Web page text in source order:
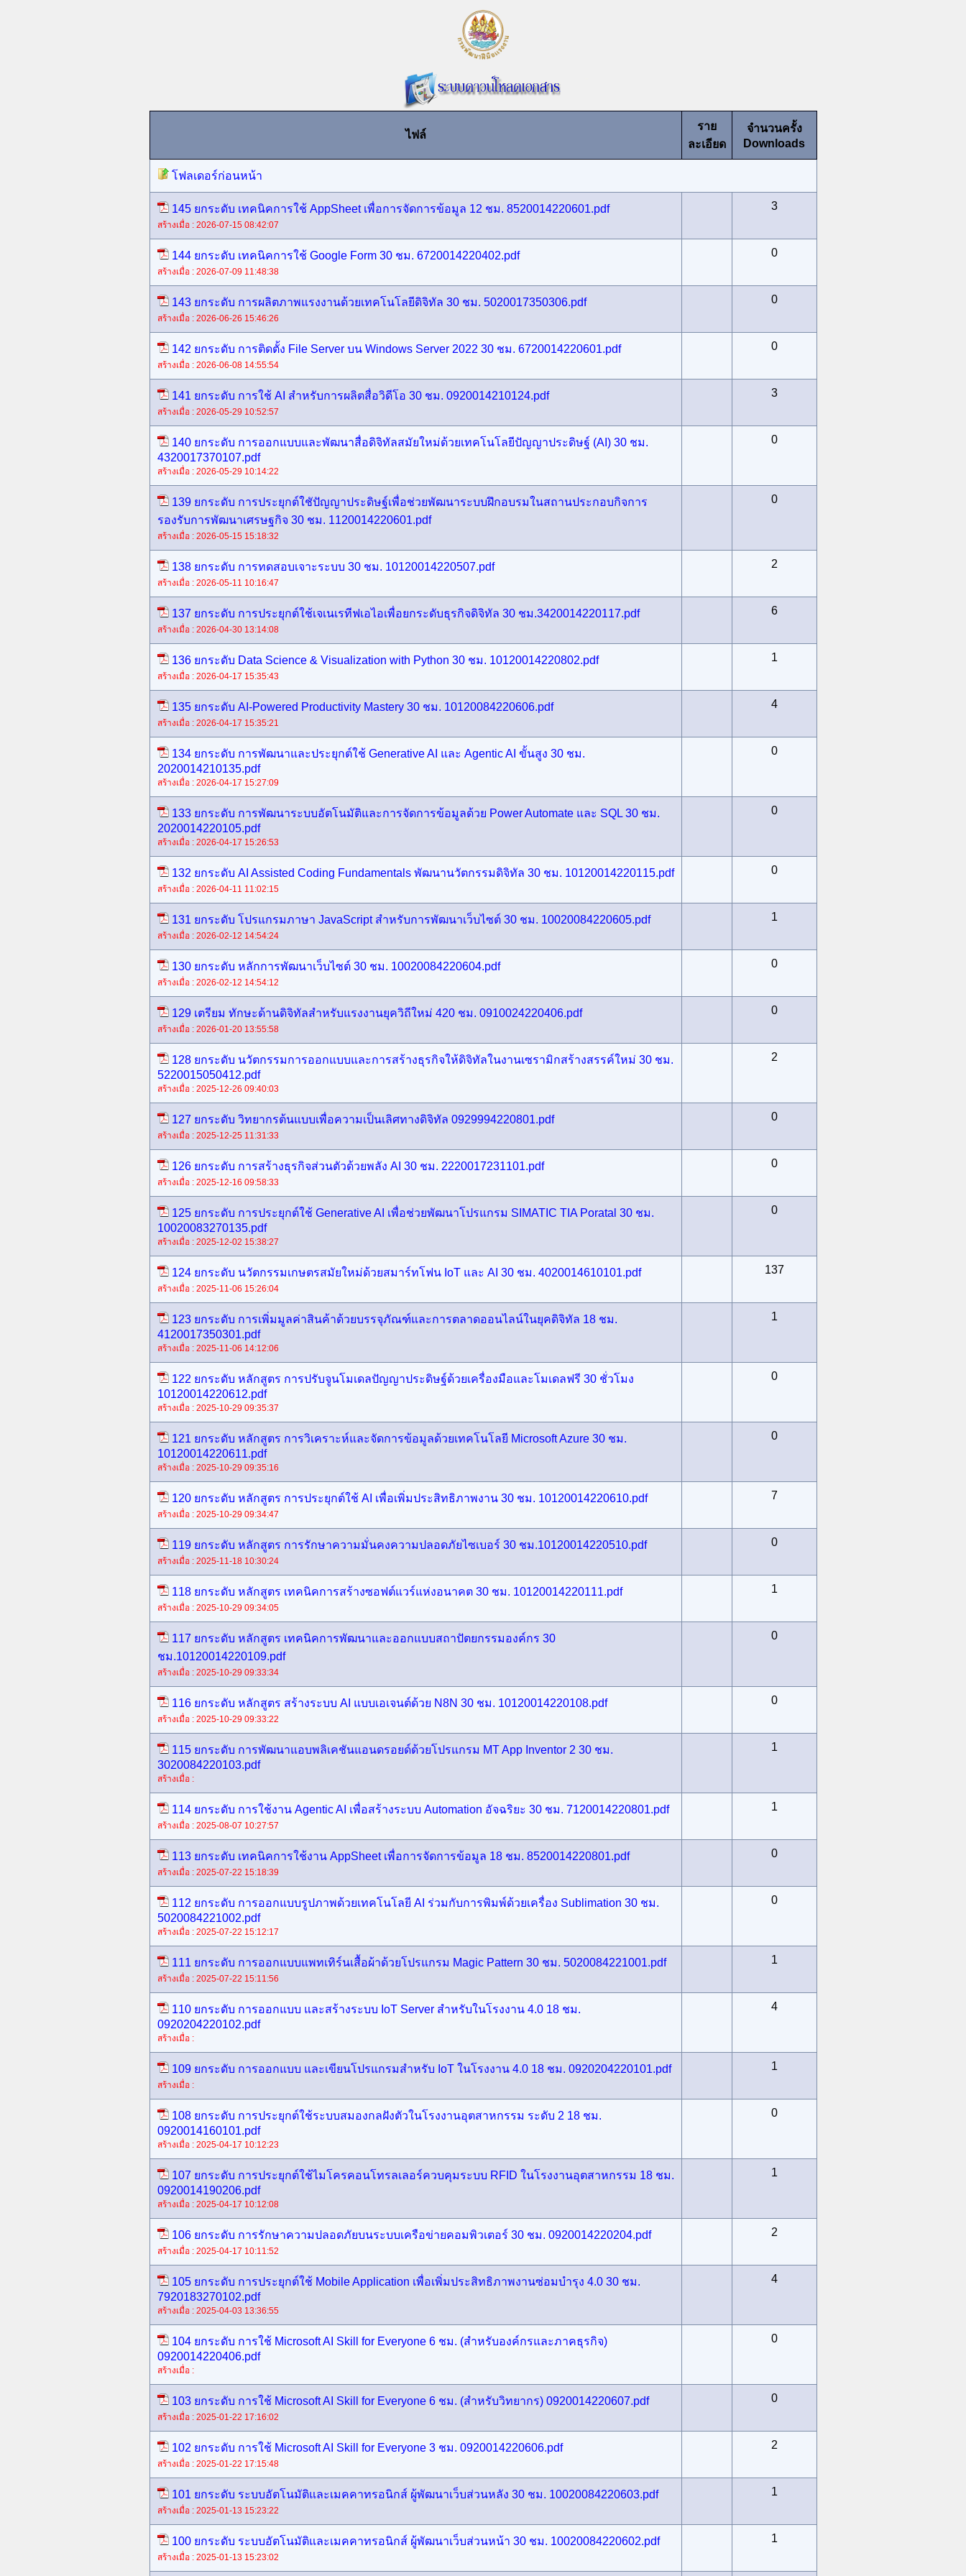
ไฟล์
ราย
ละเอียด
จำนวนครั้ง
Downloads
โฟลเดอร์ก่อนหน้า
145 ยกระดับ เทคนิคการใช้ AppSheet เพื่อการจัดการข้อมูล 12 ชม. 8520014220601.pdf
สร้างเมื่อ : 2026-07-15 08:42:07
3
144 ยกระดับ เทคนิคการใช้ Google Form 30 ชม. 6720014220402.pdf
สร้างเมื่อ : 2026-07-09 11:48:38
0
143 ยกระดับ การผลิตภาพแรงงานด้วยเทคโนโลยีดิจิทัล 30 ชม. 5020017350306.pdf
สร้างเมื่อ : 2026-06-26 15:46:26
0
142 ยกระดับ การติดตั้ง File Server บน Windows Server 2022 30 ชม. 6720014220601.pdf
สร้างเมื่อ : 2026-06-08 14:55:54
0
141 ยกระดับ การใช้ AI สำหรับการผลิตสื่อวิดีโอ 30 ชม. 0920014210124.pdf
สร้างเมื่อ : 2026-05-29 10:52:57
3
140 ยกระดับ การออกแบบและพัฒนาสื่อดิจิทัลสมัยใหม่ด้วยเทคโนโลยีปัญญาประดิษฐ์ (AI) 30 ชม.
4320017370107.pdf
สร้างเมื่อ : 2026-05-29 10:14:22
0
139 ยกระดับ การประยุกต์ใชัปัญญาประดิษฐ์เพื่อช่วยพัฒนาระบบฝึกอบรมในสถานประกอบกิจการ
รองรับการพัฒนาเศรษฐกิจ 30 ชม. 1120014220601.pdf
สร้างเมื่อ : 2026-05-15 15:18:32
0
138 ยกระดับ การทดสอบเจาะระบบ 30 ชม. 10120014220507.pdf
สร้างเมื่อ : 2026-05-11 10:16:47
2
137 ยกระดับ การประยุกต์ใช้เจเนเรทีฟเอไอเพื่อยกระดับธุรกิจดิจิทัล 30 ชม.3420014220117.pdf
สร้างเมื่อ : 2026-04-30 13:14:08
6
136 ยกระดับ Data Science & Visualization with Python 30 ชม. 10120014220802.pdf
สร้างเมื่อ : 2026-04-17 15:35:43
1
135 ยกระดับ AI-Powered Productivity Mastery 30 ชม. 10120084220606.pdf
สร้างเมื่อ : 2026-04-17 15:35:21
4
134 ยกระดับ การพัฒนาและประยุกต์ใช้ Generative AI และ Agentic AI ขั้นสูง 30 ชม.
2020014210135.pdf
สร้างเมื่อ : 2026-04-17 15:27:09
0
133 ยกระดับ การพัฒนาระบบอัตโนมัติและการจัดการข้อมูลด้วย Power Automate และ SQL 30 ชม.
2020014220105.pdf
สร้างเมื่อ : 2026-04-17 15:26:53
0
132 ยกระดับ AI Assisted Coding Fundamentals พัฒนานวัตกรรมดิจิทัล 30 ชม. 10120014220115.pdf
สร้างเมื่อ : 2026-04-11 11:02:15
0
131 ยกระดับ โปรแกรมภาษา JavaScript สำหรับการพัฒนาเว็บไซต์ 30 ชม. 10020084220605.pdf
สร้างเมื่อ : 2026-02-12 14:54:24
1
130 ยกระดับ หลักการพัฒนาเว็บไซต์ 30 ชม. 10020084220604.pdf
สร้างเมื่อ : 2026-02-12 14:54:12
0
129 เตรียม ทักษะด้านดิจิทัลสำหรับแรงงานยุควิถีใหม่ 420 ชม. 0910024220406.pdf
สร้างเมื่อ : 2026-01-20 13:55:58
0
128 ยกระดับ นวัตกรรมการออกแบบและการสร้างธุรกิจให้ดิจิทัลในงานเซรามิกสร้างสรรค์ใหม่ 30 ชม.
5220015050412.pdf
สร้างเมื่อ : 2025-12-26 09:40:03
2
127 ยกระดับ วิทยากรต้นแบบเพื่อความเป็นเลิศทางดิจิทัล 0929994220801.pdf
สร้างเมื่อ : 2025-12-25 11:31:33
0
126 ยกระดับ การสร้างธุรกิจส่วนตัวด้วยพลัง AI 30 ชม. 2220017231101.pdf
สร้างเมื่อ : 2025-12-16 09:58:33
0
125 ยกระดับ การประยุกต์ใช้ Generative AI เพื่อช่วยพัฒนาโปรแกรม SIMATIC TIA Poratal 30 ชม.
10020083270135.pdf
สร้างเมื่อ : 2025-12-02 15:38:27
0
124 ยกระดับ นวัตกรรมเกษตรสมัยใหม่ด้วยสมาร์ทโฟน IoT และ AI 30 ชม. 4020014610101.pdf
สร้างเมื่อ : 2025-11-06 15:26:04
137
123 ยกระดับ การเพิ่มมูลค่าสินค้าด้วยบรรจุภัณฑ์และการตลาดออนไลน์ในยุคดิจิทัล 18 ชม.
4120017350301.pdf
สร้างเมื่อ : 2025-11-06 14:12:06
1
122 ยกระดับ หลักสูตร การปรับจูนโมเดลปัญญาประดิษฐ์ด้วยเครื่องมือและโมเดลฟรี 30 ชั่วโมง
10120014220612.pdf
สร้างเมื่อ : 2025-10-29 09:35:37
0
121 ยกระดับ หลักสูตร การวิเคราะห์และจัดการข้อมูลด้วยเทคโนโลยี Microsoft Azure 30 ชม.
10120014220611.pdf
สร้างเมื่อ : 2025-10-29 09:35:16
0
120 ยกระดับ หลักสูตร การประยุกต์ใช้ AI เพื่อเพิ่มประสิทธิภาพงาน 30 ชม. 10120014220610.pdf
สร้างเมื่อ : 2025-10-29 09:34:47
7
119 ยกระดับ หลักสูตร การรักษาความมั่นคงความปลอดภัยไซเบอร์ 30 ชม.10120014220510.pdf
สร้างเมื่อ : 2025-11-18 10:30:24
0
118 ยกระดับ หลักสูตร เทคนิคการสร้างซอฟต์แวร์แห่งอนาคต 30 ชม. 10120014220111.pdf
สร้างเมื่อ : 2025-10-29 09:34:05
1
117 ยกระดับ หลักสูตร เทคนิคการพัฒนาและออกแบบสถาปัตยกรรมองค์กร 30
ชม.10120014220109.pdf
สร้างเมื่อ : 2025-10-29 09:33:34
0
116 ยกระดับ หลักสูตร สร้างระบบ AI แบบเอเจนต์ด้วย N8N 30 ชม. 10120014220108.pdf
สร้างเมื่อ : 2025-10-29 09:33:22
0
115 ยกระดับ การพัฒนาแอบพลิเคชันแอนดรอยด์ด้วยโปรแกรม MT App Inventor 2 30 ชม.
3020084220103.pdf
สร้างเมื่อ :
1
114 ยกระดับ การใช้งาน Agentic AI เพื่อสร้างระบบ Automation อัจฉริยะ 30 ชม. 7120014220801.pdf
สร้างเมื่อ : 2025-08-07 10:27:57
1
113 ยกระดับ เทคนิคการใช้งาน AppSheet เพื่อการจัดการข้อมูล 18 ชม. 8520014220801.pdf
สร้างเมื่อ : 2025-07-22 15:18:39
0
112 ยกระดับ การออกแบบรูปภาพด้วยเทคโนโลยี AI ร่วมกับการพิมพ์ด้วยเครื่อง Sublimation 30 ชม.
5020084221002.pdf
สร้างเมื่อ : 2025-07-22 15:12:17
0
111 ยกระดับ การออกแบบแพทเทิร์นเสื้อผ้าด้วยโปรแกรม Magic Pattern 30 ชม. 5020084221001.pdf
สร้างเมื่อ : 2025-07-22 15:11:56
1
110 ยกระดับ การออกแบบ และสร้างระบบ IoT Server สำหรับในโรงงาน 4.0 18 ชม.
0920204220102.pdf
สร้างเมื่อ :
4
109 ยกระดับ การออกแบบ และเขียนโปรแกรมสำหรับ IoT ในโรงงาน 4.0 18 ชม. 0920204220101.pdf
สร้างเมื่อ :
1
108 ยกระดับ การประยุกต์ใช้ระบบสมองกลฝังตัวในโรงงานอุตสาหกรรม ระดับ 2 18 ชม.
0920014160101.pdf
สร้างเมื่อ : 2025-04-17 10:12:23
0
107 ยกระดับ การประยุกต์ใช้ไมโครคอนโทรลเลอร์ควบคุมระบบ RFID ในโรงงานอุตสาหกรรม 18 ชม.
0920014190206.pdf
สร้างเมื่อ : 2025-04-17 10:12:08
1
106 ยกระดับ การรักษาความปลอดภัยบนระบบเครือข่ายคอมพิวเตอร์ 30 ชม. 0920014220204.pdf
สร้างเมื่อ : 2025-04-17 10:11:52
2
105 ยกระดับ การประยุกต์ใช้ Mobile Application เพื่อเพิ่มประสิทธิภาพงานซ่อมบำรุง 4.0 30 ชม.
7920183270102.pdf
สร้างเมื่อ : 2025-04-03 13:36:55
4
104 ยกระดับ การใช้ Microsoft AI Skill for Everyone 6 ชม. (สำหรับองค์กรและภาคธุรกิจ)
0920014220406.pdf
สร้างเมื่อ :
0
103 ยกระดับ การใช้ Microsoft AI Skill for Everyone 6 ชม. (สำหรับวิทยากร) 0920014220607.pdf
สร้างเมื่อ : 2025-01-22 17:16:02
0
102 ยกระดับ การใช้ Microsoft AI Skill for Everyone 3 ชม. 0920014220606.pdf
สร้างเมื่อ : 2025-01-22 17:15:48
2
101 ยกระดับ ระบบอัตโนมัติและเมคคาทรอนิกส์ ผู้พัฒนาเว็บส่วนหลัง 30 ชม. 10020084220603.pdf
สร้างเมื่อ : 2025-01-13 15:23:22
1
100 ยกระดับ ระบบอัตโนมัติและเมคคาทรอนิกส์ ผู้พัฒนาเว็บส่วนหน้า 30 ชม. 10020084220602.pdf
สร้างเมื่อ : 2025-01-13 15:23:02
1